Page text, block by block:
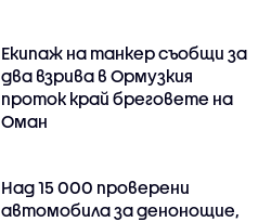
Екипаж на танкер съобщи за
два взрива в Ормузкия
проток край бреговете на
Оман
Над 15 000 проверени
автомобила за денонощие,